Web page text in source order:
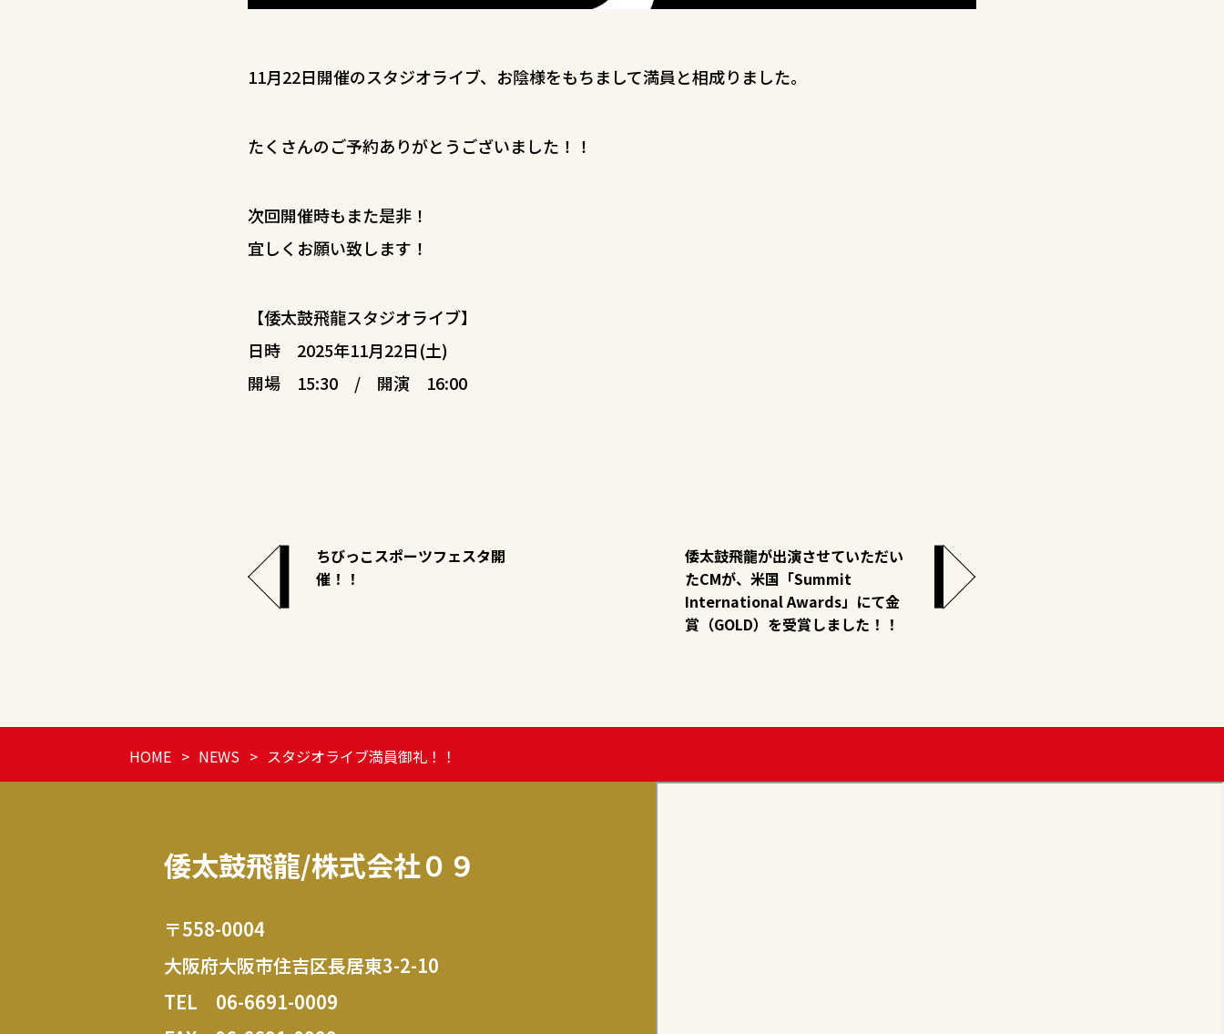
11月22日開催のスタジオライブ、お陰様をもちまして満員と相成りました。
たくさんのご予約ありがとうございました！！
次回開催時もまた是非！
宜しくお願い致します！
【倭太鼓飛龍スタジオライブ】
日時 2025年11月22日(土)
開場 15:30 / 開演 16:00
ちびっこスポーツフェスタ開
催！！
倭太鼓飛龍が出演させていただい
たCMが、米国「Summit
International Awards」にて金
賞（GOLD）を受賞しました！！
HOME NEWS スタジオライブ満員御礼！！
倭太鼓飛龍/株式会社０９
〒558-0004
大阪府大阪市住吉区長居東3-2-10
TEL 06-6691-0009